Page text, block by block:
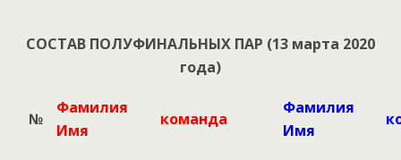
СОСТАВ ПОЛУФИНАЛЬНЫХ ПАР (13 марта 2020
года)
№
Фамилия
Имя
команда
Фамилия
Имя